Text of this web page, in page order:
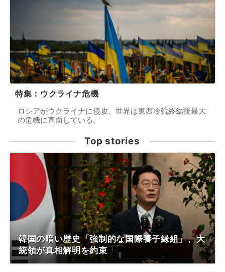
特集：ウクライナ危機
ロシアがウクライナに侵攻、世界は東西冷戦終結後最大
の危機に直面している。
Top stories
韓国の暗い歴史「強制的な国際養子縁組」、大
統領が真相解明を約束